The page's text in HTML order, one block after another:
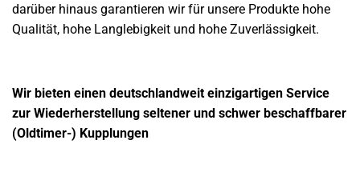
darüber hinaus garantieren wir für unsere Produkte hohe
Qualität, hohe Langlebigkeit und hohe Zuverlässigkeit.
Wir bieten einen deutschlandweit einzigartigen Service
zur Wiederherstellung seltener und schwer beschaffbarer
(Oldtimer-) Kupplungen